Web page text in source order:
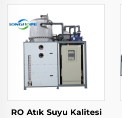
Kristalleşme Ekipmanı
RO Atık Suyu Kalitesi